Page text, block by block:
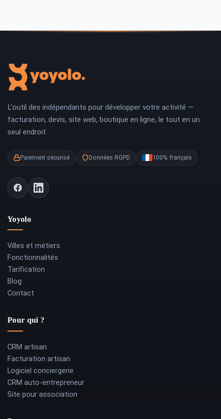
L'outil des indépendants pour développer votre activité —
facturation, devis, site web, boutique en ligne, le tout en un
seul endroit.
Paiement sécurisé Données RGPD 100% français
Yoyolo
Villes et métiers
Fonctionnalités
Tarification
Blog
Contact
Pour qui ?
CRM artisan
Facturation artisan
Logiciel conciergerie
CRM auto-entrepreneur
Site pour association